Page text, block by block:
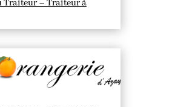
Traiteur – Traiteur à